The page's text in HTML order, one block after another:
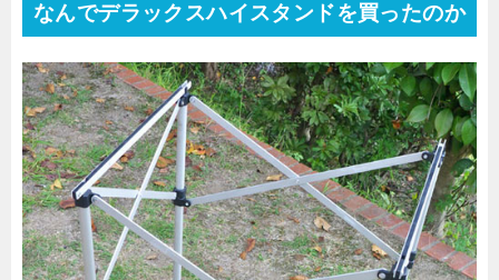
なんでデラックスハイスタンドを買ったのか